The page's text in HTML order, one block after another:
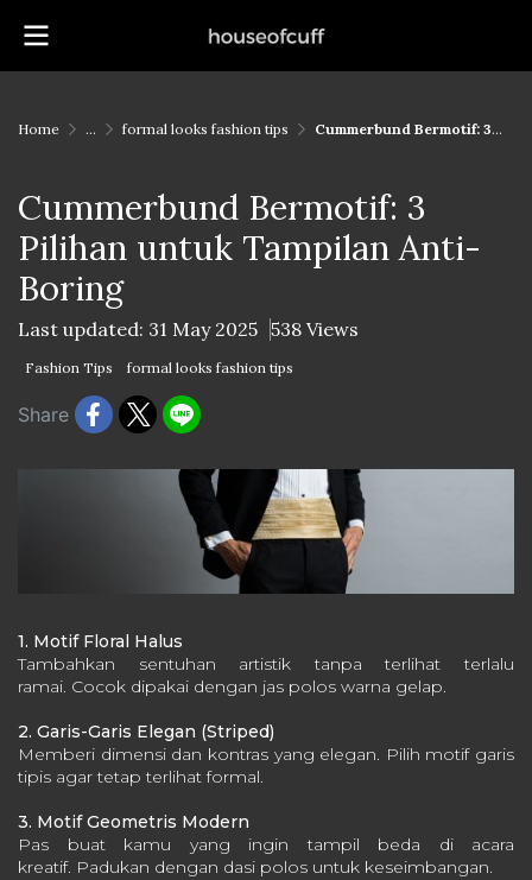
Home ... formal looks fashion tips Cummerbund Bermotif: 3 Pilihan untuk Tampilan Anti-Boring
Cummerbund Bermotif: 3
Pilihan untuk Tampilan Anti-
Boring
Last updated: 31 May 2025 538 Views
Fashion Tips formal looks fashion tips
Share
1. Motif Floral Halus
Tambahkan sentuhan artistik tanpa terlihat terlalu
ramai. Cocok dipakai dengan jas polos warna gelap.
2. Garis-Garis Elegan (Striped)
Memberi dimensi dan kontras yang elegan. Pilih motif garis
tipis agar tetap terlihat formal.
3. Motif Geometris Modern
Pas buat kamu yang ingin tampil beda di acara
kreatif. Padukan dengan dasi polos untuk keseimbangan.